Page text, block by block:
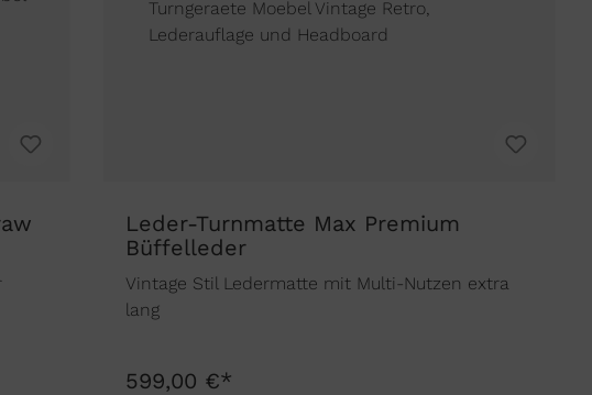
Leder-Turnmatte Max Premium
Büffelleder
Vintage Stil Ledermatte mit Multi-Nutzen extra
lang
599,00 €*